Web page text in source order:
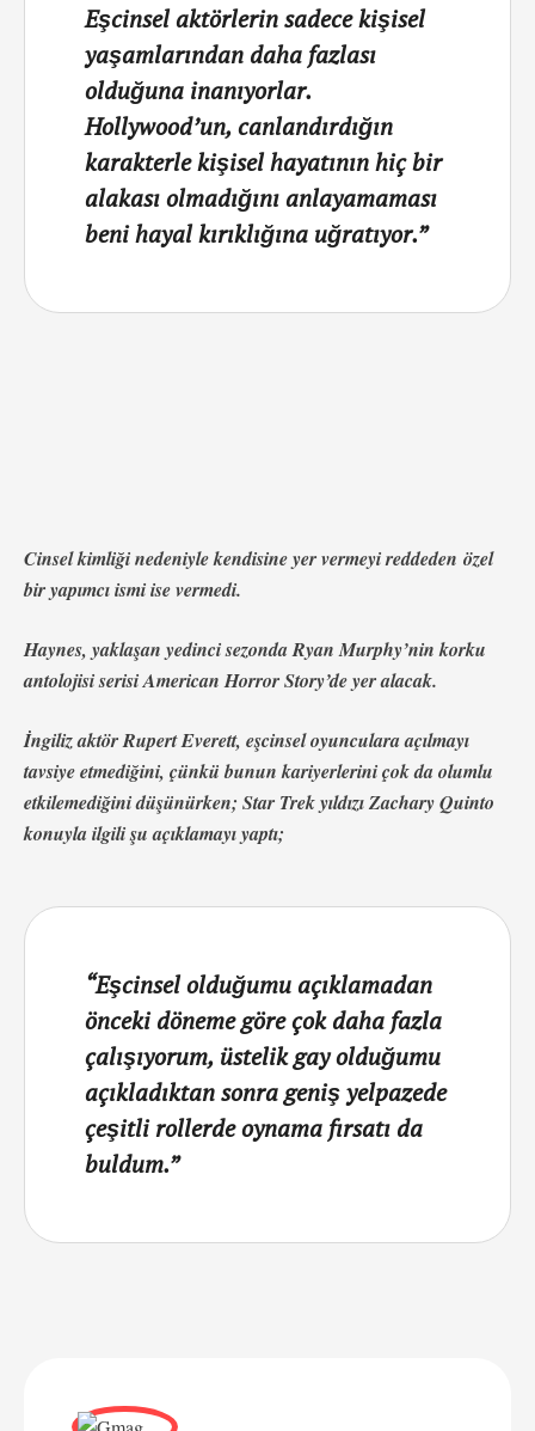
Eşcinsel aktörlerin sadece kişisel
yaşamlarından daha fazlası
olduğuna inanıyorlar.
Hollywood’un, canlandırdığın
karakterle kişisel hayatının hiç bir
alakası olmadığını anlayamaması
beni hayal kırıklığına uğratıyor.”
Cinsel kimliği nedeniyle kendisine yer vermeyi reddeden özel
bir yapımcı ismi ise vermedi.
Haynes, yaklaşan yedinci sezonda Ryan Murphy’nin korku
antolojisi serisi American Horror Story’de yer alacak.
İngiliz aktör Rupert Everett, eşcinsel oyunculara açılmayı
tavsiye etmediğini, çünkü bunun kariyerlerini çok da olumlu
etkilemediğini düşünürken; Star Trek yıldızı Zachary Quinto
konuyla ilgili şu açıklamayı yaptı;
“Eşcinsel olduğumu açıklamadan
önceki döneme göre çok daha fazla
çalışıyorum, üstelik gay olduğumu
açıkladıktan sonra geniş yelpazede
çeşitli rollerde oynama fırsatı da
buldum.”